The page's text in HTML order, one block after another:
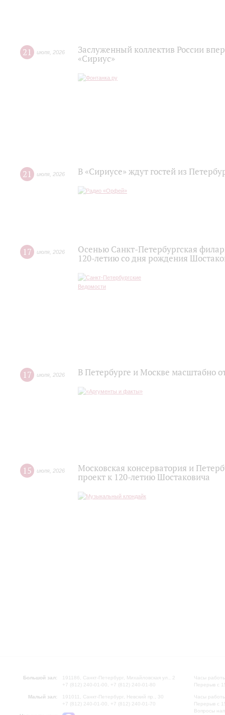
21 июля 2026
Заслуженный коллектив России
«Сириус»
21 июля 2026 В «Сириусе» ждут гостей из
17 июля 2026
Осенью Санкт-Петербургская
120‑летию со дня рождения
17 июля 2026 В Петербурге и Москве масштабно
15 июля 2026
Московская консерватория и
проект к 120-летию Шостаковича
Большой зал:
191186, Санкт-Петербург, Михайловская ул., 2
+7 (812) 240-01-00, +7 (812) 240-01-80
Малый зал:
191011, Санкт-Петербург, Невский пр., 30
+7 (812) 240-01-00, +7 (812) 240-01-70
Часы
Перерыв с
Часы
Перерыв с
Вопросы